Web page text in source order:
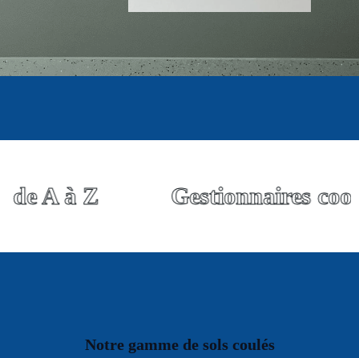
A à Z Gestionnaires
Notre gamme de sols coulés